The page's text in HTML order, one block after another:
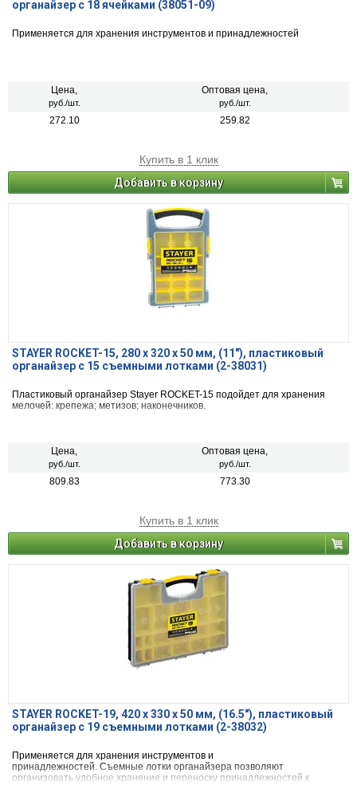
органайзер с 18 ячейками (38051-09)
Применяется для хранения инструментов и принадлежностей
Цена,
руб./шт.
Оптовая цена,
руб./шт.
272.10 259.82
Купить в 1 клик
Добавить в корзину
STAYER ROCKET-15, 280 x 320 x 50 мм, (11″), пластиковый
органайзер с 15 съемными лотками (2-38031)
Пластиковый органайзер Stayer ROCKET-15 подойдет для хранения
мелочей: крепежа; метизов; наконечников.
Цена,
руб./шт.
Оптовая цена,
руб./шт.
809.83 773.30
Купить в 1 клик
Добавить в корзину
STAYER ROCKET-19, 420 x 330 x 50 мм, (16.5″), пластиковый
органайзер с 19 съемными лотками (2-38032)
Применяется для хранения инструментов и
принадлежностей. Съемные лотки органайзера позволяют
организовать удобное хранение и переноску принадлежностей к